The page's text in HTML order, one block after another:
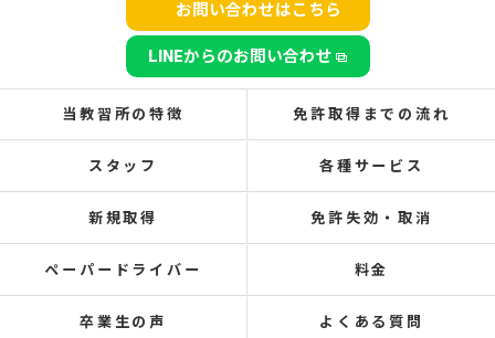
お問い合わせはこちら
LINEからのお問い合わせ
当教習所の特徴 免許取得までの流れ
スタッフ 各種サービス
新規取得 免許失効・取消
ペーパードライバー 料金
卒業生の声 よくある質問